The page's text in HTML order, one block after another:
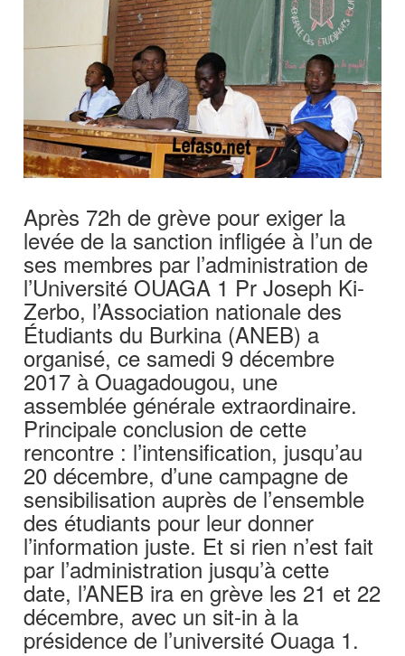
Après 72h de grève pour exiger la
levée de la sanction infligée à l’un de
ses membres par l’administration de
l’Université OUAGA 1 Pr Joseph Ki-
Zerbo, l’Association nationale des
Étudiants du Burkina (ANEB) a
organisé, ce samedi 9 décembre
2017 à Ouagadougou, une
assemblée générale extraordinaire.
Principale conclusion de cette
rencontre : l’intensification, jusqu’au
20 décembre, d’une campagne de
sensibilisation auprès de l’ensemble
des étudiants pour leur donner
l’information juste. Et si rien n’est fait
par l’administration jusqu’à cette
date, l’ANEB ira en grève les 21 et 22
décembre, avec un sit-in à la
présidence de l’université Ouaga 1.